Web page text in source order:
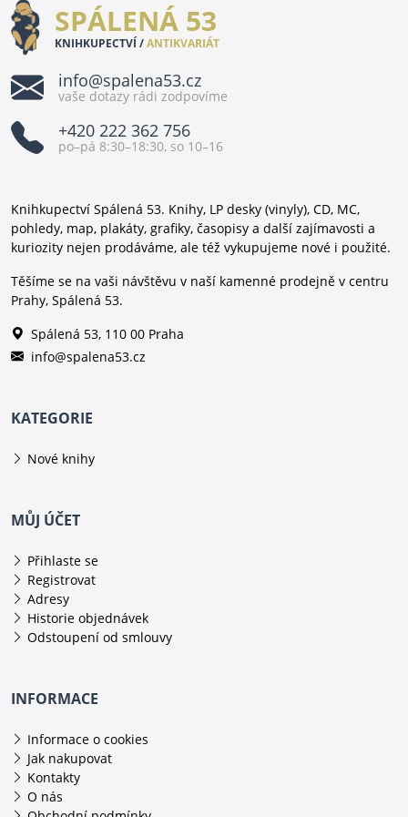
SPÁLENÁ 53
KNIHKUPECTVÍ /ANTIKVARIÁT
info@spalena53.cz
vaše dotazy rádi zodpovíme
+420 222 362 756
po–pá 8:30–18:30, so 10–16
Knihkupectví Spálená 53. Knihy, LP desky (vinyly), CD, MC,
pohledy, map, plakáty, grafiky, časopisy a další zajímavosti a
kuriozity nejen prodáváme, ale též vykupujeme nové i použité.
Těšíme se na vaši návštěvu v naší kamenné prodejně v centru
Prahy, Spálená 53.
Spálená 53, 110 00 Praha
info@spalena53.cz
KATEGORIE
Nové knihy
MŮJ ÚČET
Přihlaste se
Registrovat
Adresy
Historie objednávek
Odstoupení od smlouvy
INFORMACE
Informace o cookies
Jak nakupovat
Kontakty
O nás